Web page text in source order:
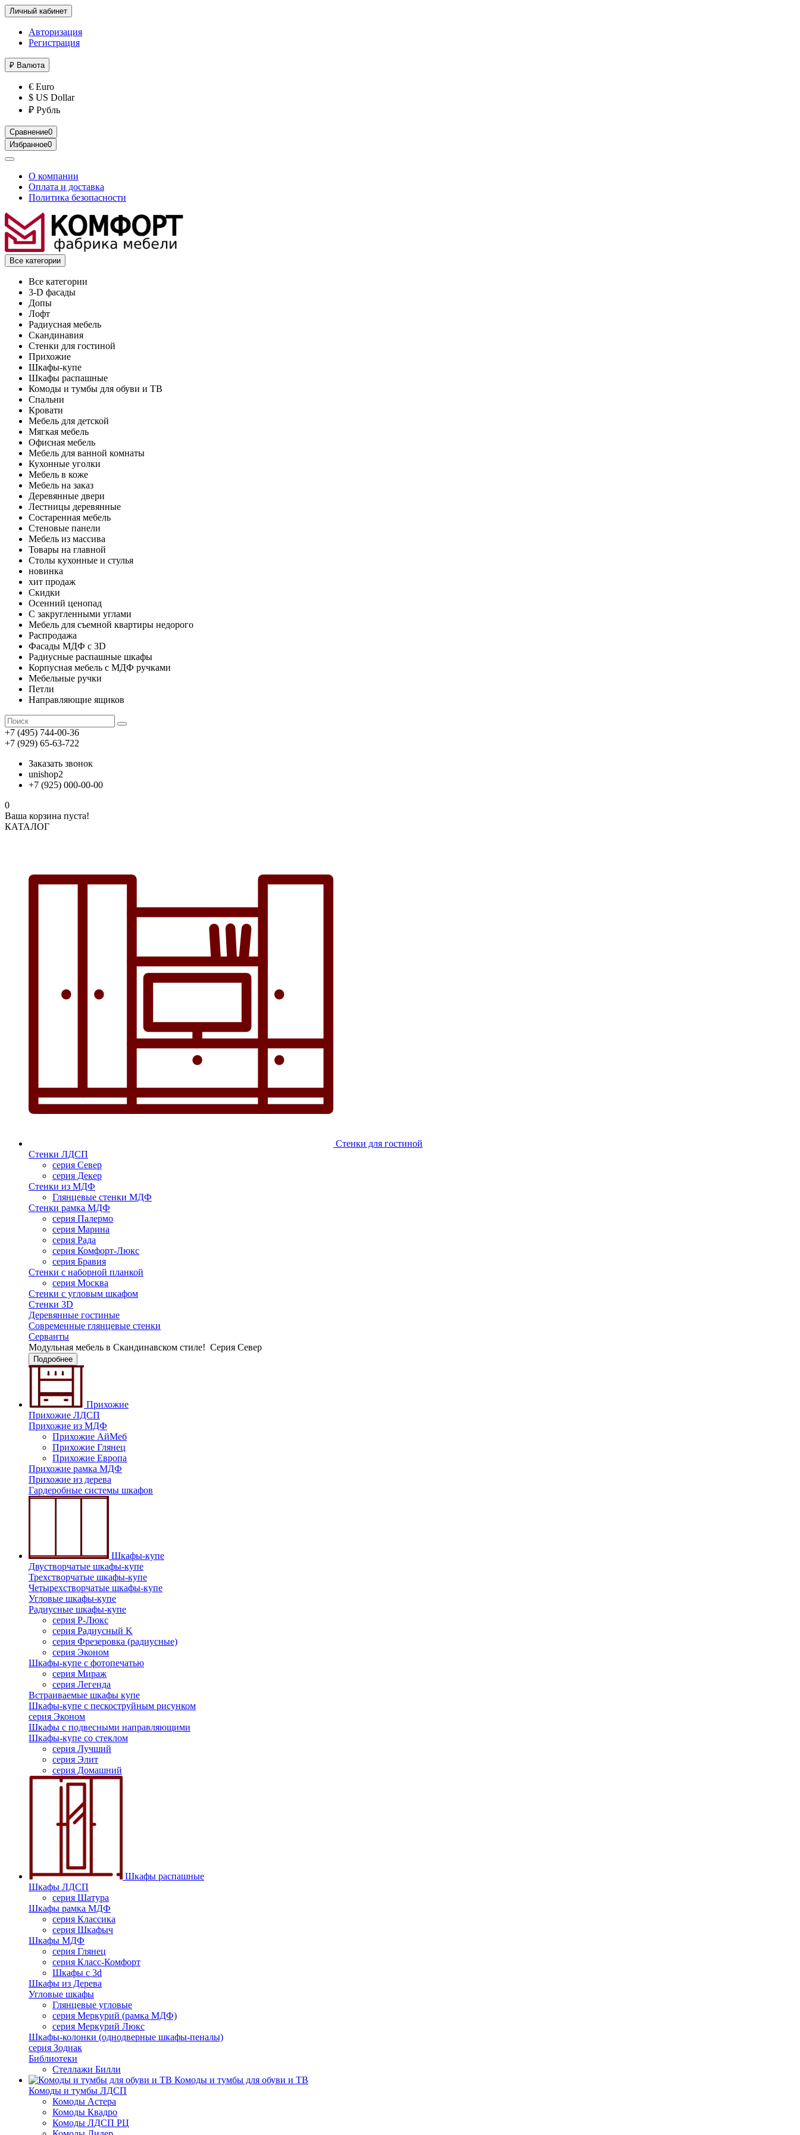
Личный кабинет
Авторизация
Регистрация
₽ Валюта
€ Euro
$ US Dollar
₽ Рубль
Сравнение0
Избранное0
О компании
Оплата и доставка
Политика безопасности
Все категории
Все категории
3-D фасады
Допы
Лофт
Радиусная мебель
Скандинавия
Стенки для гостиной
Прихожие
Шкафы-купе
Шкафы распашные
Комоды и тумбы для обуви и ТВ
Спальни
Кровати
Мебель для детской
Мягкая мебель
Офисная мебель
Мебель для ванной комнаты
Кухонные уголки
Мебель в коже
Мебель на заказ
Деревянные двери
Лестницы деревянные
Состаренная мебель
Стеновые панели
Мебель из массива
Товары на главной
Столы кухонные и стулья
новинка
хит продаж
Скидки
Осенний ценопад
С закругленными углами
Мебель для съемной квартиры недорого
Распродажа
Фасады МДФ с 3D
Радиусные распашные шкафы
Корпусная мебель с МДФ ручками
Мебельные ручки
Петли
Направляющие ящиков
+7 (495) 744-00-36
+7 (929) 65-63-722
Заказать звонок
unishop2
+7 (925) 000-00-00
0
Ваша корзина пуста!
КАТАЛОГ
Стенки для гостиной
Стенки ЛДСП
серия Север
серия Декер
Стенки из МДФ
Глянцевые стенки МДФ
Стенки рамка МДФ
серия Палермо
серия Марина
серия Рада
серия Комфорт-Люкс
серия Бравия
Стенки с наборной планкой
серия Москва
Стенки с угловым шкафом
Стенки 3D
Деревянные гостиные
Современные глянцевые стенки
Серванты
Модульная мебель в Скандинавском стиле! Серия Север
Подробнее
Прихожие
Прихожие ЛДСП
Прихожие из МДФ
Прихожие АйМеб
Прихожие Глянец
Прихожие Европа
Прихожие рамка МДФ
Прихожие из дерева
Гардеробные системы шкафов
Шкафы-купе
Двустворчатые шкафы-купе
Трехстворчатые шкафы-купе
Четырехстворчатые шкафы-купе
Угловые шкафы-купе
Радиусные шкафы-купе
серия Р-Люкс
серия Радиусный K
серия Фрезеровка (радиусные)
серия Эконом
Шкафы-купе с фотопечатью
серия Мираж
серия Легенда
Встраиваемые шкафы купе
Шкафы-купе с пескоструйным рисунком
серия Эконом
Шкафы с подвесными направляющими
Шкафы-купе со стеклом
серия Лучший
серия Элит
серия Домашний
Шкафы распашные
Шкафы ЛДСП
серия Шатура
Шкафы рамка МДФ
серия Классика
серия Шкафыч
Шкафы МДФ
серия Глянец
серия Класс-Комфорт
Шкафы с 3d
Шкафы из Дерева
Угловые шкафы
Глянцевые угловые
серия Меркурий (рамка МДФ)
серия Меркурий Люкс
Шкафы-колонки (однодверные шкафы-пеналы)
серия Зодиак
Библиотеки
Стеллажи Билли
Комоды и тумбы для обуви и ТВ
Комоды и тумбы ЛДСП
Комоды Астера
Комоды Квадро
Комоды ЛДСП РЦ